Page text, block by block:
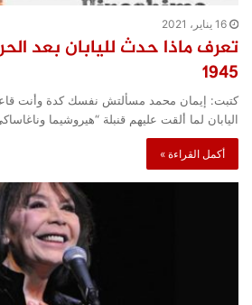
16 يناير، 2021
تعرف ماذا حدث لليابان بعد
1945
كتبت: إيمان محمد مسألتش نفسك كدة وأنت
اليابان لما ألقت عليهم قنبلة “هيروشيما
أكمل القراءة »